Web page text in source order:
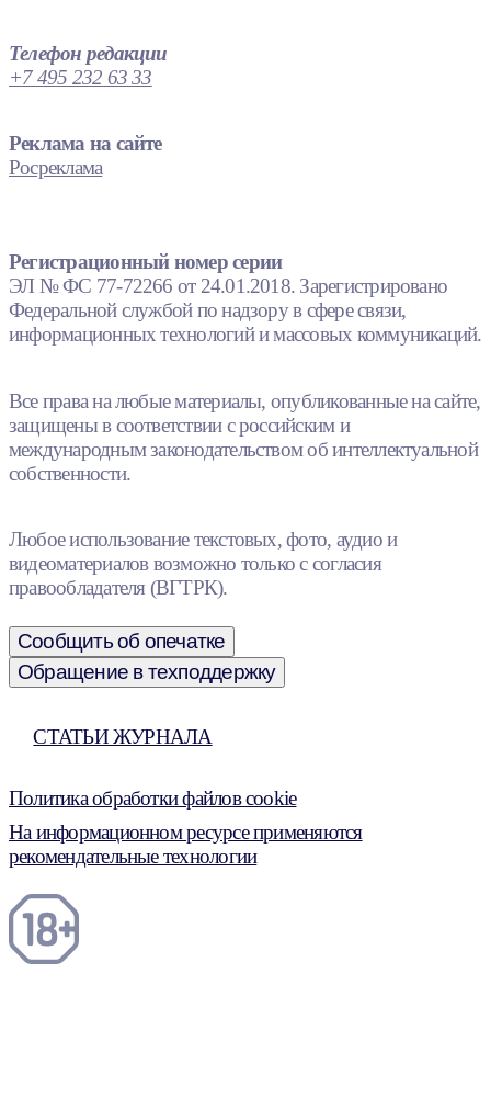
Телефон редакции
+7 495 232 63 33
Реклама на сайте
Росреклама
Регистрационный номер серии
ЭЛ № ФС 77-72266 от 24.01.2018. Зарегистрировано
Федеральной службой по надзору в сфере связи,
информационных технологий и массовых коммуникаций.
Все права на любые материалы, опубликованные на сайте,
защищены в соответствии с российским и
международным законодательством об интеллектуальной
собственности.
Любое использование текстовых, фото, аудио и
видеоматериалов возможно только с согласия
правообладателя (ВГТРК).
Сообщить об опечатке
Обращение в техподдержку
СТАТЬИ ЖУРНАЛА
Политика обработки файлов cookie
На информационном ресурсе применяются
рекомендательные технологии